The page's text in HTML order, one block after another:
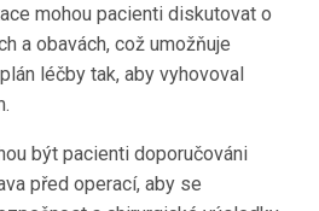
mohou pacienti diskutovat o
a obavách, což umožňuje
léčby tak, aby vyhovoval
být pacienti doporučováni
před operací, aby se